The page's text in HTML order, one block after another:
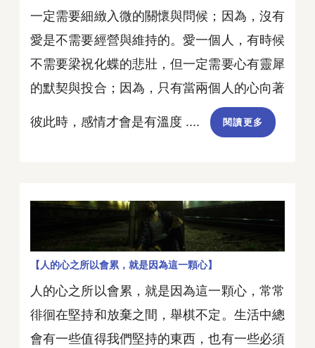
一定需要細緻入微的關懷與問候；因為，沒有
愛是不需要經營與維持的。愛一個人，有時候
不需要梁祝化蝶的悲壯，但一定需要心有靈犀
的默契與投合；因為，只有當兩個人的心向著
彼此時，感情才會是有溫度 .... 閱讀更多
【人的心之所以會累，就是因為這一顆心】
人的心之所以會累，就是因為這一顆心，常常
徘徊在堅持和放棄之間，舉棋不定。生活中總
會有一些值得我們堅持的東西，也有一些必須